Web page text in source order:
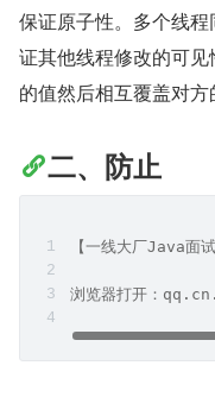
保证原子性。多个线
证其他线程修改的可
的值然后相互覆盖对方
二、防止
【一线大厂Java面
浏览器打开：